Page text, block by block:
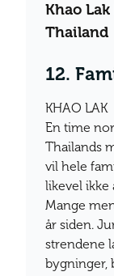
Khao
Thailand
12.
KHAO LAK
En time
Thailands
vil hele
likevel ikke
Mange
år siden.
strendene
bygninger,